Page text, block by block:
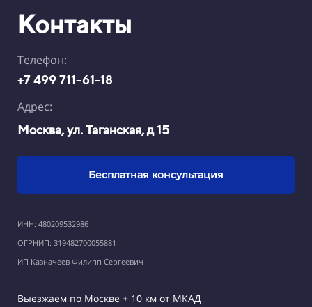
Контакты
Телефон:
+7 499 711-61-18
Адрес:
Москва, ул. Таганская, д 15
Бесплатная консультация
ИНН: 480209532986
ОГРНИП: 319482700055881
ИП Казначеев Филипп Сергеевич
Выезжаем по Москве + 10 км от МКАД